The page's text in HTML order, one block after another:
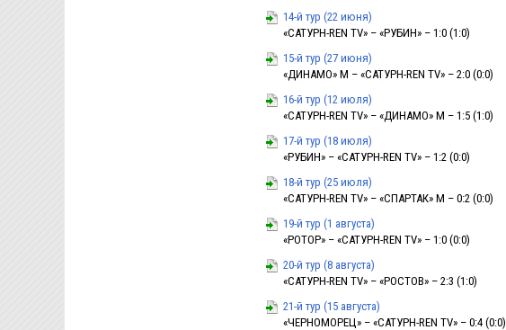
14-й тур (22 июня)
«САТУРН-REN TV» – «РУБИН» – 1:0 (1:0)
15-й тур (27 июня)
«ДИНАМО» М – «САТУРН-REN TV» – 2:0 (0:0)
16-й тур (12 июля)
«САТУРН-REN TV» – «ДИНАМО» М – 1:5 (1:0)
17-й тур (18 июля)
«РУБИН» – «САТУРН-REN TV» – 1:2 (0:0)
18-й тур (25 июля)
«САТУРН-REN TV» – «СПАРТАК» М – 0:2 (0:0)
19-й тур (1 августа)
«РОТОР» – «САТУРН-REN TV» – 1:0 (0:0)
20-й тур (8 августа)
«САТУРН-REN TV» – «РОСТОВ» – 2:3 (1:0)
21-й тур (15 августа)
«ЧЕРНОМОРЕЦ» – «САТУРН-REN TV» – 0:4 (0:0)